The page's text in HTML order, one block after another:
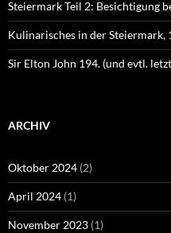
Steiermark Teil 2: Besichtigung
Kulinarisches in der Steiermark,
Sir Elton John 194. (und evtl.
ARCHIV
Oktober 2024 (2)
April 2024 (1)
November 2023 (1)